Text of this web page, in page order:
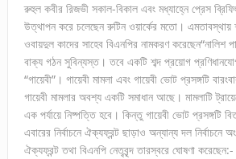
রুহুল কবীর রিজভী সকাল-বিকাল এবং মধ্যাহ্নে প্রেস
উত্থাপন করে চলেছেন রুটিন ওয়ার্কের মতো। এমতাবস্থায়
ওবায়দুল কাদের সাহেব বিএনপির নামকরণ করেছেন“নালিশ
বাক্য গঠন সুবিন্যস্ত। তবে একটি শব্দ প্রয়োগ
“গায়েবী”। গায়েবী মামলা এবং গায়েবী ভোট প্রসঙ্গটি
গায়েবী মামলার অবশ্য একটি সমাধান আছে। মামলাটি
এক পর্যায়ে নিষ্পত্তি হবে। কিন্তু গায়েবী ভোট প্রসঙ্গটি
এবারের নির্বাচনে ঐক্যফ্রন্ট ছাড়াও অন্যান্য দল
ঐক্যফ্রন্ট তথা বিএনপি নেতৃবৃন্দ তারস্বরে ঘোষণা করেছেন:-